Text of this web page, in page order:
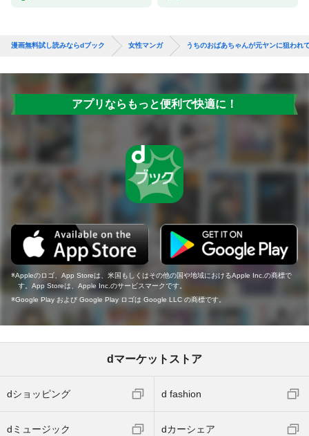
漫画無料試し読みならdブック 女性マンガ うちのおばあちゃんが元ヤンに狙われ
アプリならもっと便利で快適に！
Appleのロゴ、App Storeは、米国もしくはその他の国や地域におけるApple Inc.の商標で
す。App Storeは、Apple Inc.のサービスマークです。
Google Play および Google Play ロゴは Google LLC の商標です。
dマーケットストア
dショッピング d fashion
dミュージック dカーシェア